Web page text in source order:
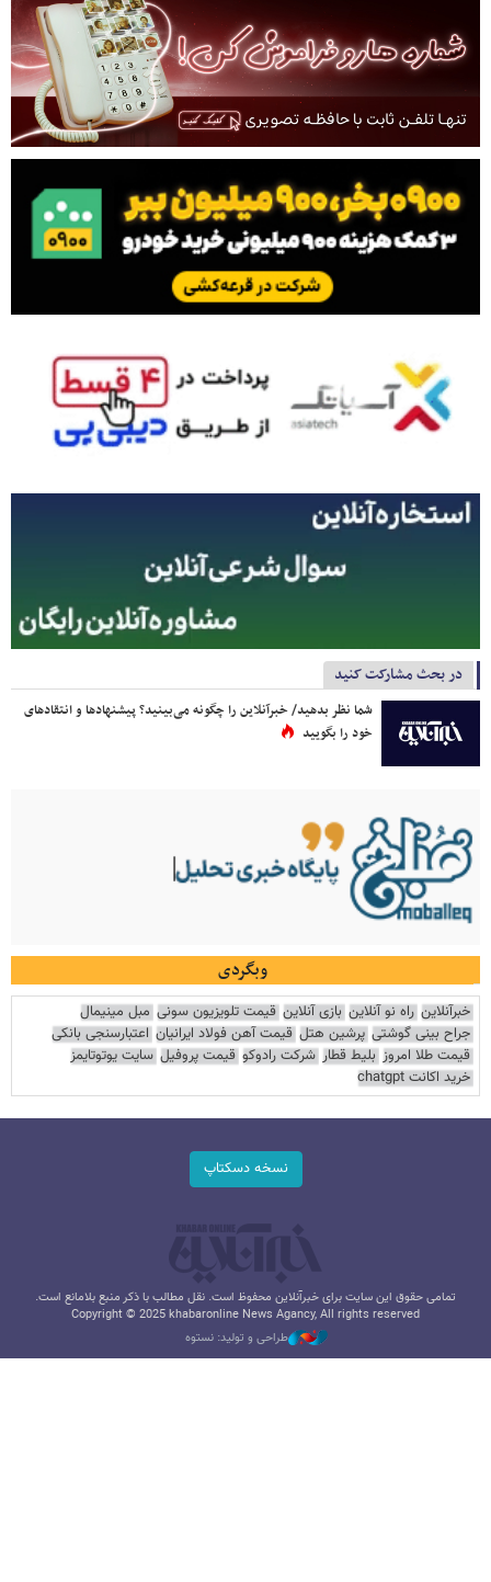
در بحث مشارکت کنید
شما نظر بدهید/ خبرآنلاین را چگونه می‌بینید؟ پیشنهادها و انتقادهای
خود را بگویید
وبگردی
خبرآنلاین راه نو آنلاین بازی آنلاین قیمت تلویزیون سونی مبل مینیمال
جراح بینی گوشتی پرشین هتل قیمت آهن فولاد ایرانیان اعتبارسنجی بانکی
قیمت طلا امروز بلیط قطار شرکت رادوکو قیمت پروفیل سایت یوتوتایمز
خرید اکانت chatgpt
نسخه دسکتاپ
تمامی حقوق این سایت برای خبرآنلاین محفوظ است. نقل مطالب با ذکر منبع بلامانع است.
Copyright © 2025 khabaronline News Agancy, All rights reserved
طراحی و تولید: نستوه